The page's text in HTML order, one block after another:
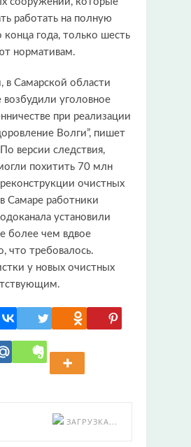
работать на полную
года, только шесть
нормативам.
Самарской области
возбудили уголовное
при реализации
Волги”, пишет
версии следствия,
похитить 70 млн
очистных
Самаре работники
установили
более чем вдвое
что требовалось.
у новых очистных
ЗАГРУЗКА...